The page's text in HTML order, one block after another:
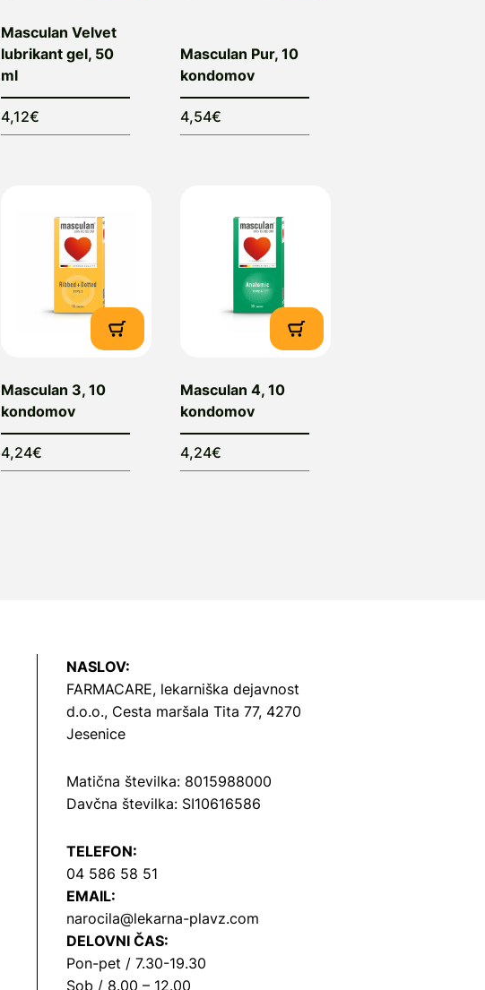
Masculan Velvet
lubrikant gel, 50
ml
4,12€
Masculan Pur, 10
kondomov
4,54€
Masculan 3, 10
kondomov
4,24€
Masculan 4, 10
kondomov
4,24€
NASLOV:
FARMACARE, lekarniška dejavnost
d.o.o., Cesta maršala Tita 77, 4270
Jesenice
Matična številka: 8015988000
Davčna številka: SI10616586
TELEFON:
04 586 58 51
EMAIL:
narocila@lekarna-plavz.com
DELOVNI ČAS:
Pon-pet / 7.30-19.30
Sob / 8.00 – 12.00